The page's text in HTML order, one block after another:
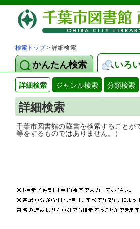
検索トップ> 詳細検索
かんたん検索 いろ
詳細検索 ジャンル検索 分類検索
詳細検索
千葉市図書館の蔵書を
等をするものではありません。）